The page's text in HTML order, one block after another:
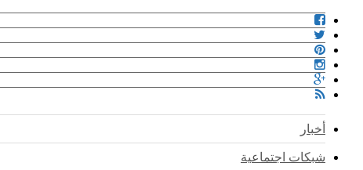
أخبار
شبكات اجتماعية